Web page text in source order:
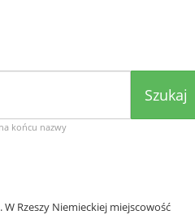
Szukaj
końcu nazwy
Rzeszy Niemieckiej miejscowość